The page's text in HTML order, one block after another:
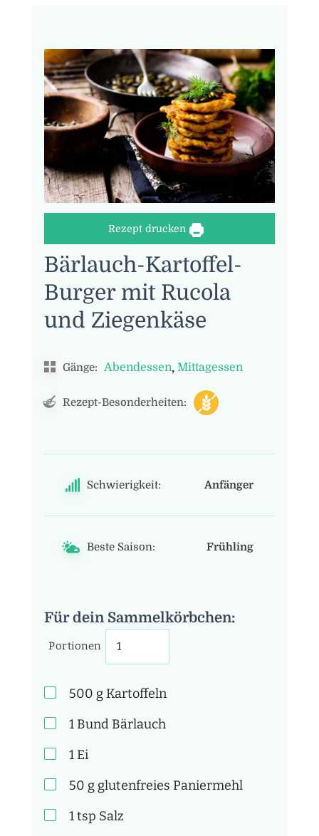
Rezept drucken
Bärlauch-Kartoffel-
Burger mit Rucola
und Ziegenkäse
Gänge: Abendessen, Mittagessen
Rezept-Besonderheiten:
Schwierigkeit: Anfänger
Beste Saison: Frühling
Für dein Sammelkörbchen:
Portionen
500 g Kartoffeln
1 Bund Bärlauch
1 Ei
50 g glutenfreies Paniermehl
1tsp Salz